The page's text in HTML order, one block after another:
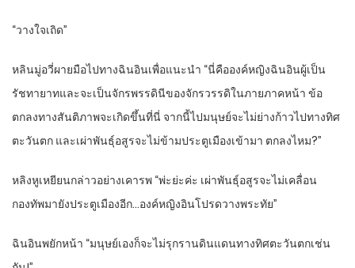
“วางใจเถิด”
หลินมู่อวี่ผายมือไปทางฉินอินเพื่อแนะนำ “นี่คือองค์หญิงฉินอินผู้เป็น
รัชทายาทและจะเป็นจักรพรรดินีของจักรวรรดิในภายภาคหน้า ข้อ
ตกลงทางสันติภาพจะเกิดขึ้นที่นี่ จากนี้ไปมนุษย์จะไม่ย่างก้าวไปทางทิศ
ตะวันตก และเผ่าพันธุ์อสูรจะไม่ข้ามประตูเมืองเข้ามา ตกลงไหม?”
หลิงหูเหยียนกล่าวอย่างเคารพ “พ่ะย่ะค่ะ เผ่าพันธุ์อสูรจะไม่เคลื่อน
กองทัพมายังประตูเมืองอีก…องค์หญิงอินโปรดวางพระทัย”
ฉินอินพยักหน้า “มนุษย์เองก็จะไม่รุกรานดินแดนทางทิศตะวันตกเช่น